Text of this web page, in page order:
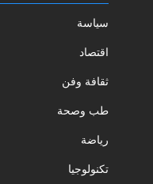
سياسة
اقتصاد
ثقافة وفن
طب وصحة
رياضة
تكنولوجيا